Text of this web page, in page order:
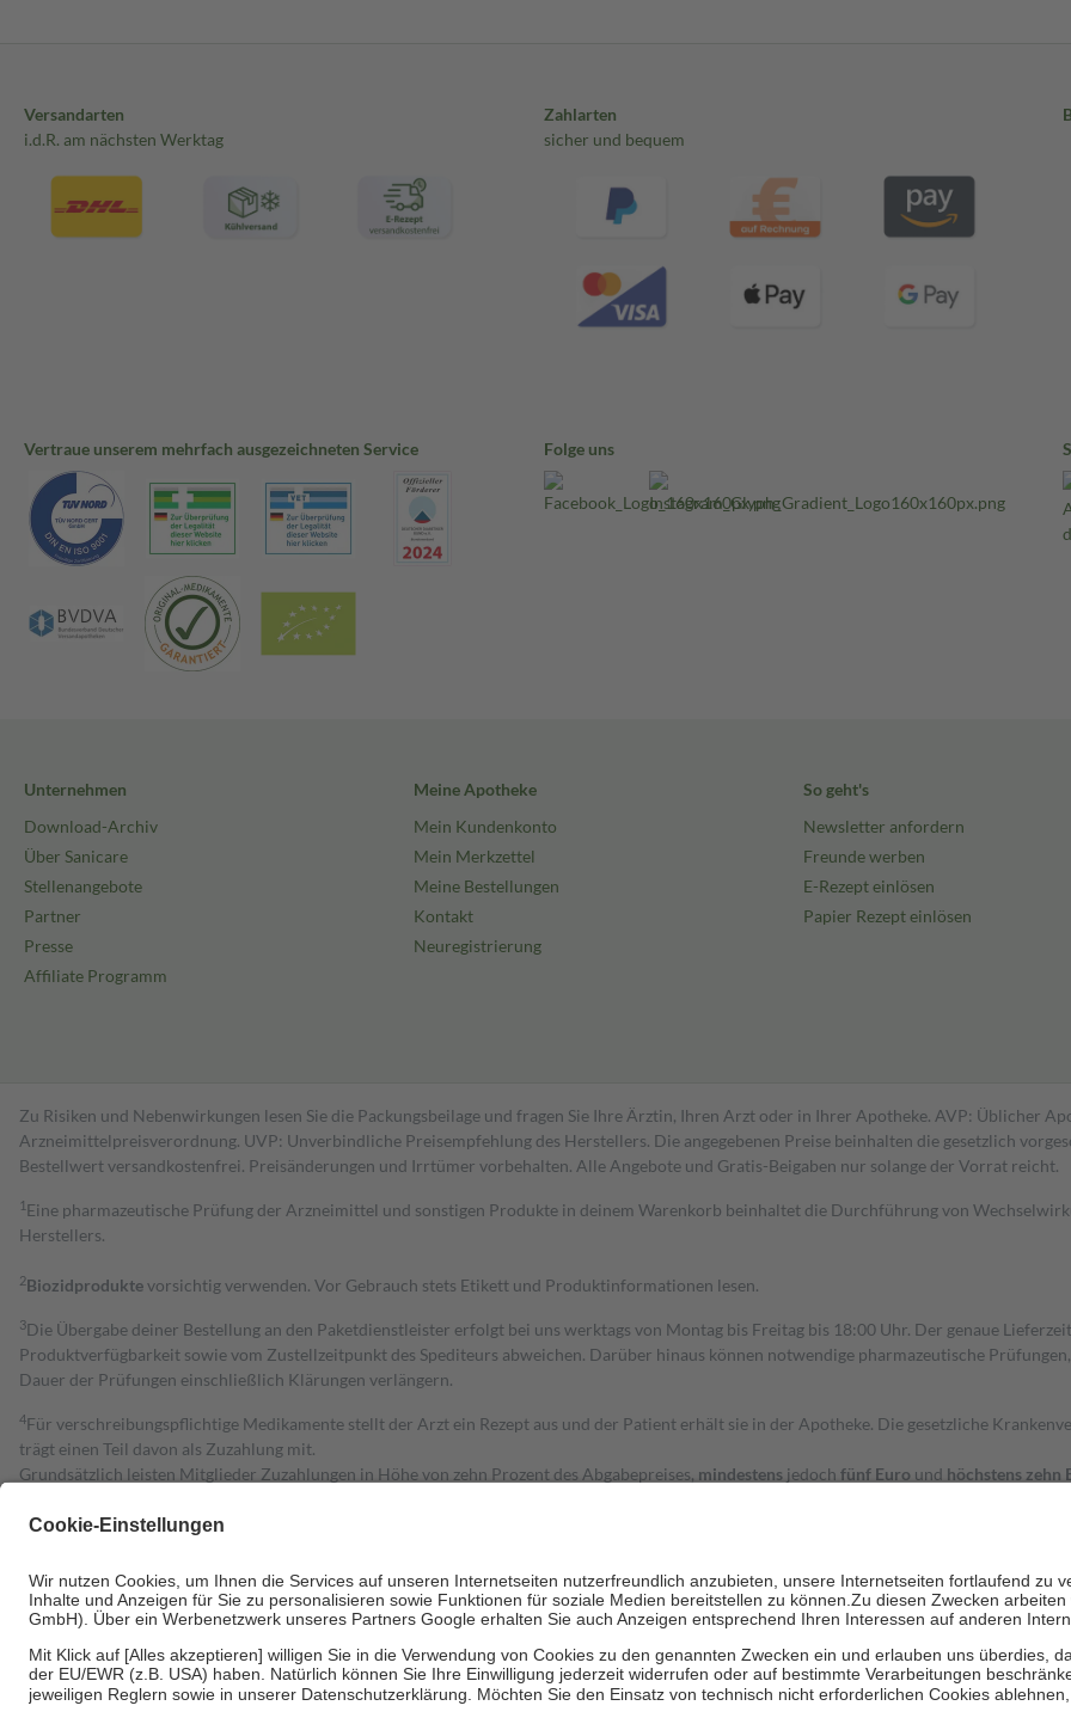
Versandarten
i.d.R. am nächsten Werktag
Zahlarten
sicher und bequem
Vertraue unserem mehrfach ausgezeichneten Service Folge uns
Unternehmen
Download-Archiv
Über Sanicare
Stellenangebote
Partner
Presse
Affiliate Programm
Meine Apotheke
Mein Kundenkonto
Mein Merkzettel
Meine Bestellungen
Kontakt
Neuregistrierung
So geht's
Newsletter anfordern
Freunde werben
E-Rezept einlösen
Papier Rezept einlösen
Zu Risiken und Nebenwirkungen lesen Sie die Packungsbeilage und fragen Sie Ihre Ärztin, Ihren Arzt oder in Ihrer Apotheke. AVP: Üblicher
Arzneimittelpreisverordnung. UVP: Unverbindliche Preisempfehlung des Herstellers. Die angegebenen Preise beinhalten die gesetzlich
Bestell­wert versand­kosten­frei. Preisänderungen und Irrtümer vorbehalten. Alle Angebote und Gratis-Beigaben nur solange der Vorrat reicht.
1 Eine pharmazeutische Prüfung der Arzneimittel und sonstigen Produkte in deinem Warenkorb beinhaltet die Durchführung von
Herstellers.
2Biozidproduktevorsichtig verwenden. Vor Gebrauch stets Etikett und Produktinformationen lesen.
3Die Übergabe deiner Bestellung an den Paketdienstleister erfolgt bei uns werktags von Montag bis Freitag bis 18:00 Uhr. Der genaue
Produktverfügbarkeit sowie vom Zustellzeitpunkt des Spediteurs abweichen. Darüber hinaus können notwendige pharmazeutische
Dauer der Prüfungen einschließlich Klärungen verlängern.
4Für verschreibungspflichtige Medikamente stellt der Arzt ein Rezept aus und der Patient erhält sie in der Apotheke. Die gesetzliche
trägt einen Teil davon als Zuzahlung mit.
Grundsätzlich leisten Mitglieder Zuzahlungen in Höhe von zehn Prozent des Abgabepreises, mindestens jedoch fünf Euro und höchstens zehn
Diese Regeln gelten grundsätzlich auch für Online-Apotheken.
Um das Engagement der Versicherten für ihre eigene Gesundheit zu stärken und die besondere Stellung der Familie zu unterstützen, fallen
• Kindern und Jugendlichen bis zum vollendeten 18. Lebensjahr mit Ausnahme der Fahrkosten
• Untersuchungen zur Vorsorge und Früherkennung, die von der GKV getragen werden
• empfohlenen Schutzimpfungen
• Harn- und Blutteststreifen